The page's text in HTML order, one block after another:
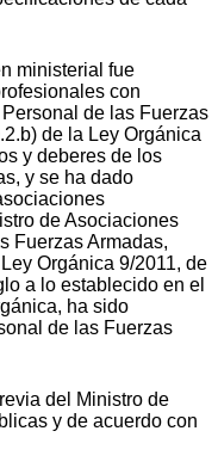
ministerial fue
con
de las Fuerzas
de la Ley Orgánica
y deberes de los
y se ha dado
de Asociaciones
Fuerzas Armadas,
Orgánica 9/2011, de
a lo establecido en el
ha sido
de las Fuerzas
del Ministro de
y de acuerdo con